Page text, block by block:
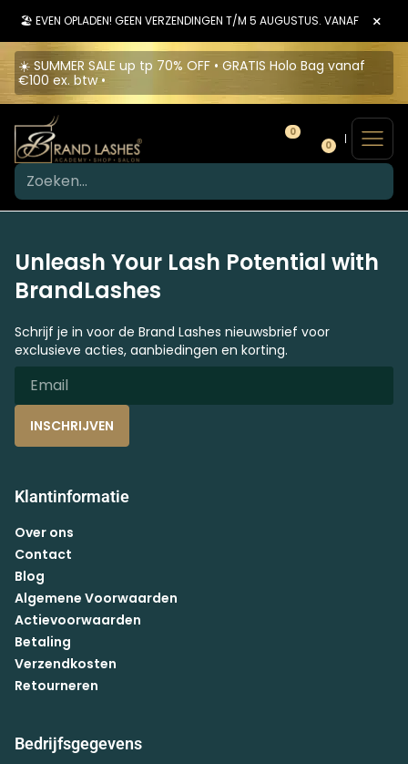
🏖️ EVEN OPLADEN! GEEN VERZENDINGEN T/M 5 AUGUSTUS. VANAF 6 ×
☀️ SUMMER SALE up tp 70% OFF • GRATIS Holo Bag vanaf
€100 ex. btw •
0
0
Unleash Your Lash Potential with
BrandLashes
Schrijf je in voor de Brand Lashes nieuwsbrief voor
exclusieve acties, aanbiedingen en korting.
INSCHRIJVEN
Klantinformatie
Over ons
Contact
Blog
Algemene Voorwaarden
Actievoorwaarden
Betaling
Verzendkosten
Retourneren
Bedrijfsgegevens